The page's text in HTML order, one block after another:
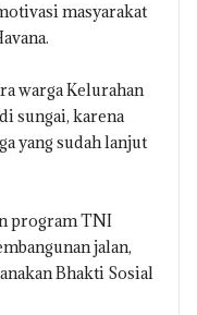
masyarakat
warga Kelurahan
sungai, karena
yang sudah lanjut
program TNI
jalan,
Bhakti Sosial